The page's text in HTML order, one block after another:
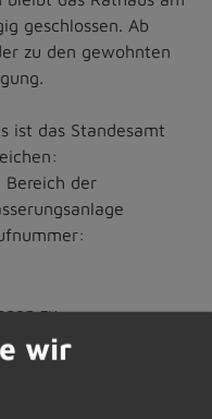
geschlossen. Ab
zu den gewohnten
ist das Standesamt
Bereich der
zu
entsprechend
Dank.
wir